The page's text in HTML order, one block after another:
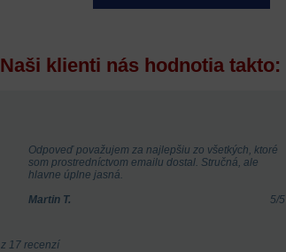
Naši klienti nás hodnotia takto:
Odpoveď považujem za najlepšiu zo všetkých, ktoré
som prostredníctvom emailu dostal. Stručná, ale
hlavne úplne jasná.
5/5
Martin T.
z 17recenzí